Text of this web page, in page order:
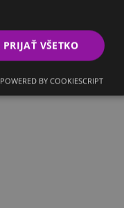
PRIJAŤ VŠETKO
POWERED BY COOKIESCRIPT